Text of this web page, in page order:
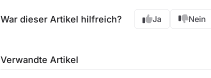
War dieser Artikel hilfreich? Ja Nein
Verwandte Artikel